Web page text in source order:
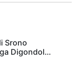
Srono
Digondol…